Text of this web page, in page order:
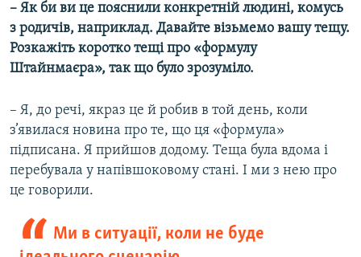
– Як би ви це пояснили конкретній людині, комусь
з родичів, наприклад. Давайте візьмемо вашу тещу.
Розкажіть коротко тещі про «формулу
Штайнмаєра», так що було зрозуміло.
– Я, до речі, якраз це й робив в той день, коли
з’явилася новина про те, що ця «формула»
підписана. Я прийшов додому. Теща була вдома і
перебувала у напівшоковому стані. І ми з нею про
це говорили.
Ми в ситуації, коли не буде